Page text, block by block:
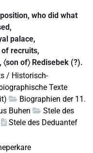
who did what
palace,
recruits,
of〉 Redisebek (?).
/ Historisch-
Texte
Biographien der 11.
Buhen
Stele des
Stele des Deduantef